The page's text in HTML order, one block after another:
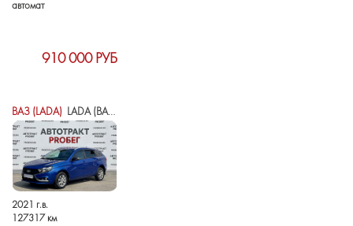
автомат
910 000 РУБ
ВАЗ (LADA) LADA (ВАЗ) VESTA I
2021 г.в.
127317 км